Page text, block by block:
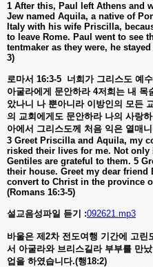
1 After this, Paul left Athens and
Jew named Aquila, a native of
Italy with his wife Priscilla,
to leave Rome. Paul went to see
tentmaker as they were, he
3)
로마서 16:3-5 너희가 그리스도 예수
아굴라에게 문안하라4저희는 내 목
았나니 나 뿐아니라 이방인의 모든
의 교회에게도 문안하라 나의 사랑
아에서 그리스도께 처음 익은 열매
3 Greet Priscilla and Aquila, my
risked their lives for me. Not
Gentiles are grateful to them. 5
their house. Greet my dear friend
convert to Christ in the province
(Romans 16:3-5)
설교음성파일 듣기 :092621.mp3
바울은 제 2차 전도여행 기간에 고린
서 아굴라와 브리스길라 부부를 만났
업을 하였습니다.(행18:2)